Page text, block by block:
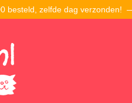
besteld, zelfde dag verzonden!